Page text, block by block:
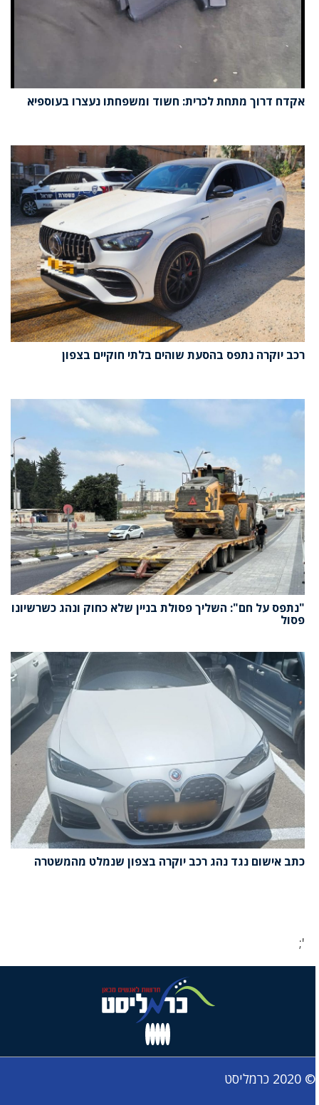
אקדח דרוך מתחת לכרית: חשוד ומשפחתו נעצרו בעוספיא
רכב יוקרה נתפס בהסעת שוהים בלתי חוקיים בצפון
"נתפס על חם": השליך פסולת בניין שלא כחוק ונהג כשרשיונו
פסול
כתב אישום נגד נהג רכב יוקרה בצפון שנמלט מהמשטרה
';
© 2020 כרמליסט